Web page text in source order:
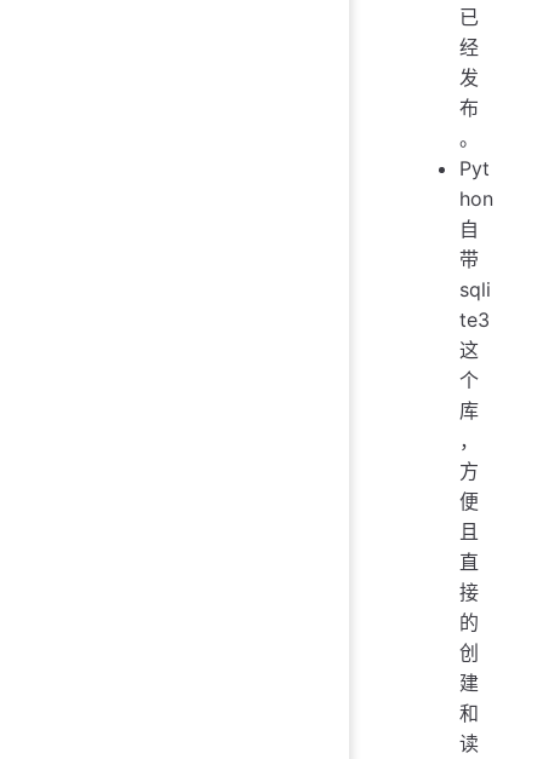
已
经
发
布
。
Pyt
hon
自
带
sqli
te3
这
个
库
，
方
便
且
直
接
的
创
建
和
读